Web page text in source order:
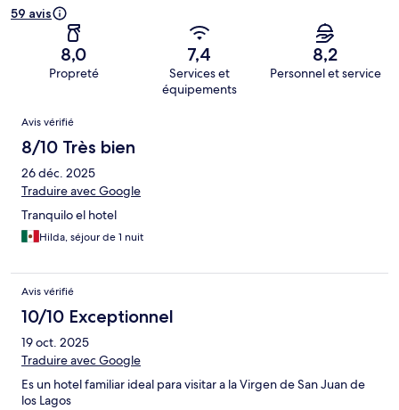
59 avis
8,0
Propreté
7,4
Services et
équipements
8,2
Personnel et service
Avis
Avis vérifié
8/10 Très bien
26 déc. 2025
Traduire avec Google
Tranquilo el hotel
Hilda, séjour de 1 nuit
Avis vérifié
10/10 Exceptionnel
19 oct. 2025
Traduire avec Google
Es un hotel familiar ideal para visitar a la Virgen de San Juan de
los Lagos